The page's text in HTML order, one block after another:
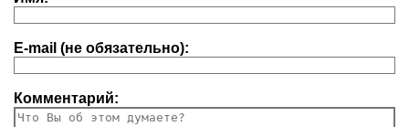
E-mail (не обязательно):
Комментарий: